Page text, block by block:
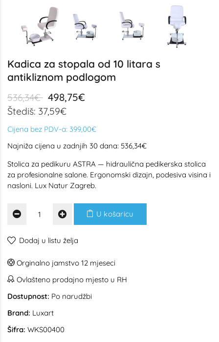
Kadica za stopala od 10 litara s
antikliznom podlogom
536,34€ 498,75€
Štediš: 37,59€
Cijena bez PDV-a: 399,00€
Najniža cijena u zadnjih 30 dana: 536,34€
Stolica za pedikuru ASTRA — hidraulična pedikerska stolica
za profesionalne salone. Ergonomski dizajn, podesiva visina i
nasloni. Lux Natur Zagreb.
U košaricu
Dodaj u listu želja
Orginalno jamstvo 12 mjeseci
Ovlašteno prodajno mjesto u RH
Dostupnost: Po narudžbi
Brand: Luxart
Šifra: WKS00400